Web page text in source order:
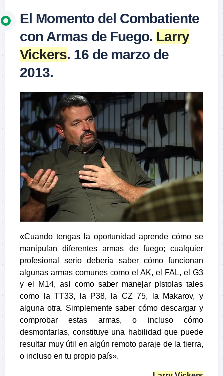
El Momento del Combatiente
con Armas de Fuego. Larry
Vickers. 16 de marzo de
2013.
«Cuando tengas la oportunidad aprende cómo se
manipulan diferentes armas de fuego; cualquier
profesional serio debería saber cómo funcionan
algunas armas comunes como el AK, el FAL, el G3
y el M14, así como saber manejar pistolas tales
como la TT33, la P38, la CZ 75, la Makarov, y
alguna otra. Simplemente saber cómo descargar y
comprobar estas armas, o incluso cómo
desmontarlas, constituye una habilidad que puede
resultar muy útil en algún remoto paraje de la tierra,
o incluso en tu propio país».